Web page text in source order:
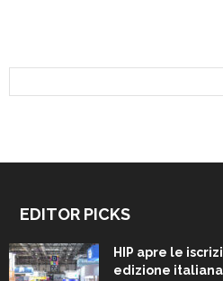
EDITOR PICKS
HIP apre le
edizione